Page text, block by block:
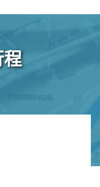
程